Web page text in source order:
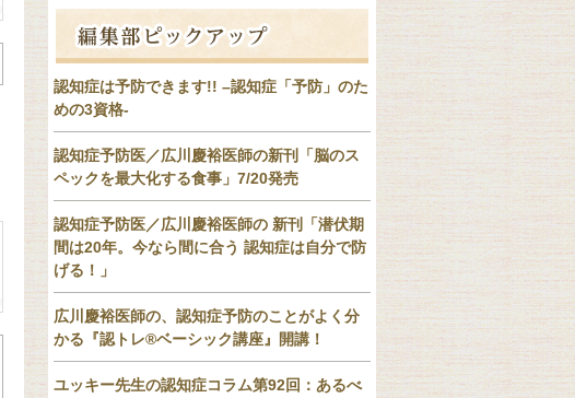
認知症は予防できます!! –認知症「予防」のた
めの3資格-
認知症予防医／広川慶裕医師の新刊「脳のス
ペックを最大化する食事」7/20発売
認知症予防医／広川慶裕医師の 新刊「潜伏期
間は20年。今なら間に合う 認知症は自分で防
げる！」
広川慶裕医師の、認知症予防のことがよく分
かる『認トレ®️ベーシック講座』開講！
ユッキー先生の認知症コラム第92回：あるべ